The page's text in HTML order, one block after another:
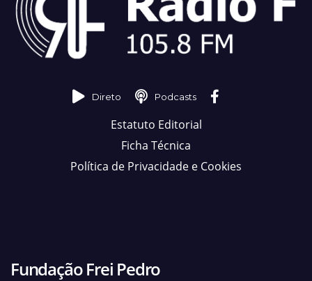
Direto Podcasts
Estatuto Editorial
Ficha Técnica
Política de Privacidade e Cookies
Fundação Frei Pedro